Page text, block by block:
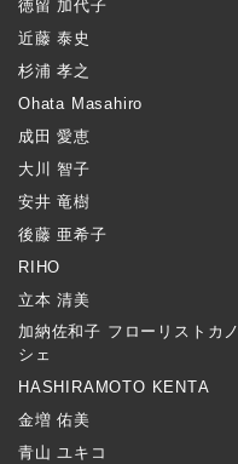
徳留 加代子
近藤 泰史
杉浦 孝之
Ohata Masahiro
成田 愛恵
大川 智子
安井 竜樹
後藤 亜希子
RIHO
立本 清美
加納佐和子 フローリストカノ
シェ
HASHIRAMOTO KENTA
金増 佑美
青山 ユキコ